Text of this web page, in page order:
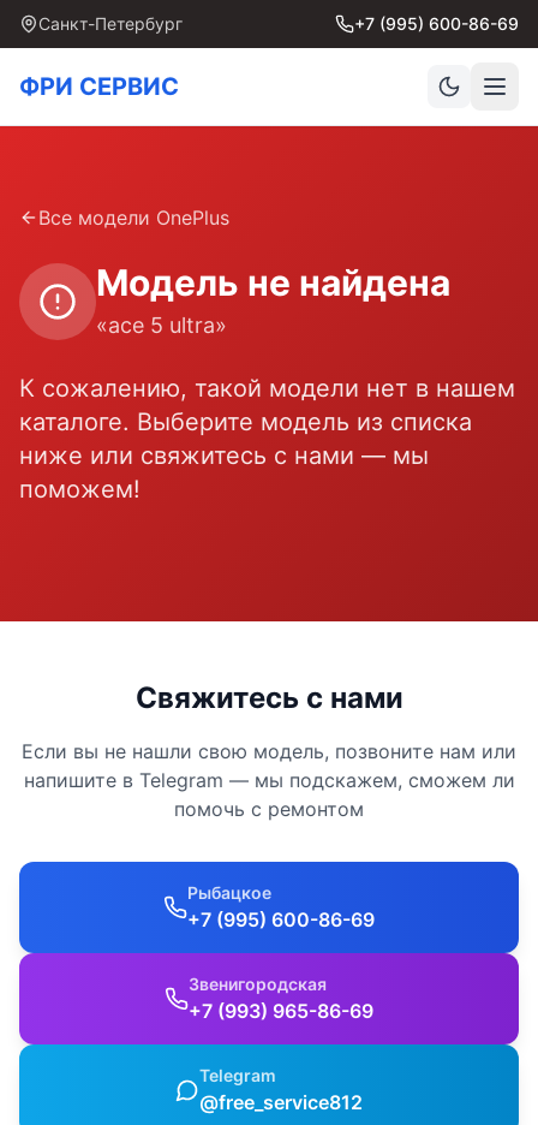
Санкт-Петербург +7 (995) 600-86-69
ФРИ СЕРВИС
Все модели OnePlus
Модель не найдена
«ace 5 ultra»
К сожалению, такой модели нет в нашем
каталоге. Выберите модель из списка
ниже или свяжитесь с нами — мы
поможем!
Свяжитесь с нами
Если вы не нашли свою модель, позвоните нам или
напишите в Telegram — мы подскажем, сможем ли
помочь с ремонтом
Рыбацкое
+7 (995) 600-86-69
Звенигородская
+7 (993) 965-86-69
Telegram
@free_service812